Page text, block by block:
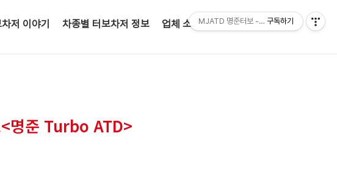
업체 소개(인사말)
고객 문의
저 이야기 차종별 터보차저 정보
명준 Turbo ATD>
MJATD 명준터보 - 정품터보차저 전문판매점
구독하기